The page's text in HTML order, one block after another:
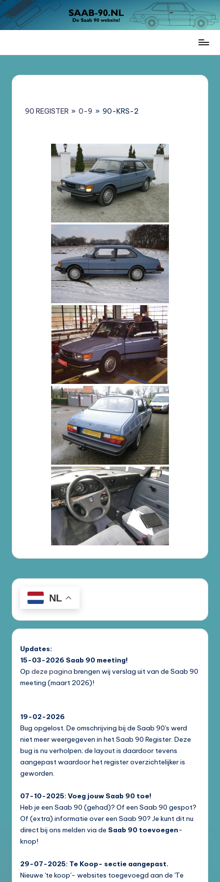
Ga
naar
inhoud
90 REGISTER » 0-9 » 90-KRS-2
NL
Updates:
15-03-2026 Saab 90 meeting!
Op deze pagina brengen wij verslag uit van de Saab 90
meeting (maart 2026)!
19-02-2026
Bug opgelost. De omschrijving bij de Saab 90's werd
niet meer weergegeven in het Saab 90 Register. Deze
bug is nu verholpen; de layout is daardoor tevens
aangepast waardoor het register overzichtelijker is
geworden.
07-10-2025: Voeg jouw Saab 90 toe!
Heb je een Saab 90 (gehad)? Of een Saab 90 gespot?
Of (extra) informatie over een Saab 90? Je kunt dit nu
direct bij ons melden via de Saab 90 toevoegen-
knop!
29-07-2025: Te Koop- sectie aangepast.
Nieuwe 'te koop'- websites toegevoegd aan de 'Te